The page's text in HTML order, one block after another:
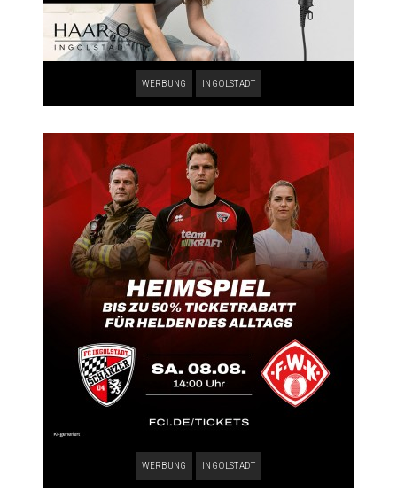
WERBUNG INGOLSTADT
WERBUNG INGOLSTADT